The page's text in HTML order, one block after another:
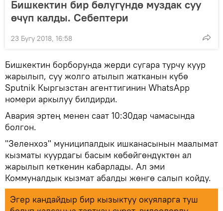
Бишкектин бир бөлүгүндө муздак суу
өчүп калды. Себептери
23 Бугу 2018, 16:58
Бишкектин борборунда жерди сугара турчу куур
жарылып, суу жолго атылып жатканын күбө
Sputnik Кыргызстан агенттигинин WhatsApp
номери аркылуу билдирди.
Авария эртең менен саат 10:30дар чамасында
болгон.
"Зеленхоз" муниципалдык ишканасынын маалымат
кызматы куурдагы басым көбөйгөндүктөн ал
жарылып кеткенин кабарлады. Ал эми
Коммуналдык кызмат абалды жөнгө салып койду.
Эгер кандайдыр бир кызыктуу окуяларга туш